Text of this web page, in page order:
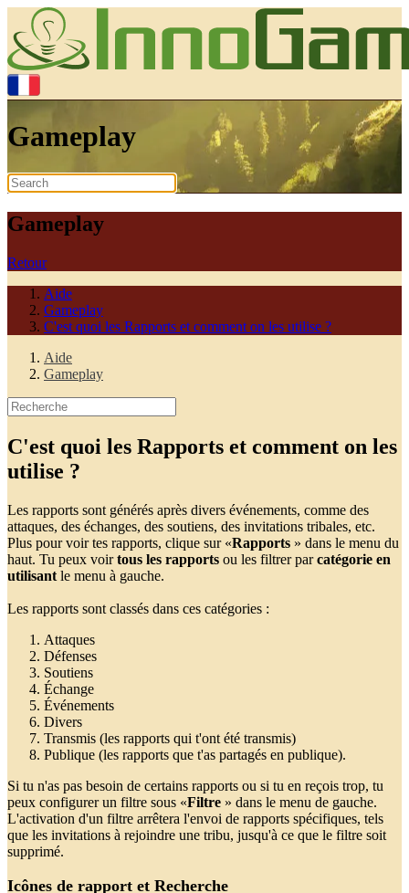
Gameplay
Gameplay
Retour
Aide
Gameplay
C'est quoi les Rapports et comment on les utilise ?
Aide
Gameplay
C'est quoi les Rapports et comment on les
utilise ?
Les rapports sont générés après divers événements, comme des
attaques, des échanges, des soutiens, des invitations tribales, etc.
Plus pour voir tes rapports, clique sur «Rapports » dans le menu du
haut. Tu peux voirtous les rapports ou les filtrer parcatégorie en
utilisant le menu à gauche.
Les rapports sont classés dans ces catégories :
Attaques
Défenses
Soutiens
Échange
Événements
Divers
Transmis (les rapports qui t'ont été transmis)
Publique (les rapports que t'as partagés en publique).
Si tu n'as pas besoin de certains rapports ou si tu en reçois trop, tu
peux configurer un filtre sous «Filtre » dans le menu de gauche.
L'activation d'un filtre arrêtera l'envoi de rapports spécifiques, tels
que les invitations à rejoindre une tribu, jusqu'à ce que le filtre soit
supprimé.
Icônes de rapport et Recherche